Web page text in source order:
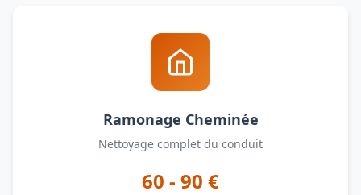
Ramonage Cheminée
Nettoyage complet du conduit
60 - 90 €